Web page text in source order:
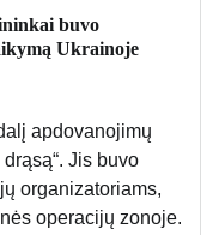
buvo
Ukrainoje
apdovanojimų
Jis buvo
organizatoriams,
operacijų zonoje.